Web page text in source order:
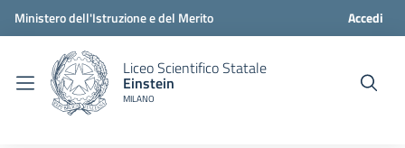
Ministero dell'Istruzione e del Merito Accedi
Liceo Scientifico Statale
Einstein
MILANO